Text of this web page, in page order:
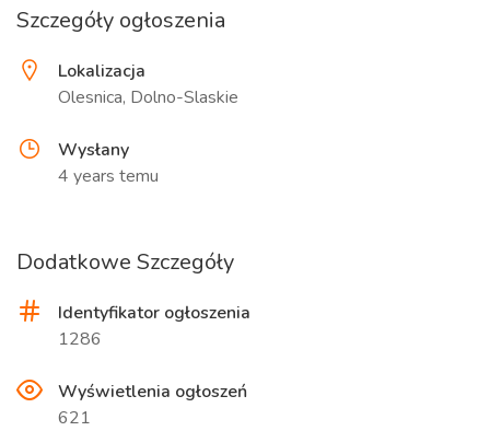
Szczegóły ogłoszenia
Lokalizacja
Olesnica, Dolno-Slaskie
Wysłany
4 years temu
Dodatkowe Szczegóły
Identyfikator ogłoszenia
1286
Wyświetlenia ogłoszeń
621